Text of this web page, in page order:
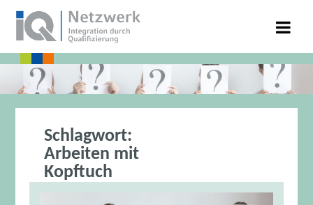
Schlagwort:
Arbeiten mit
Kopftuch